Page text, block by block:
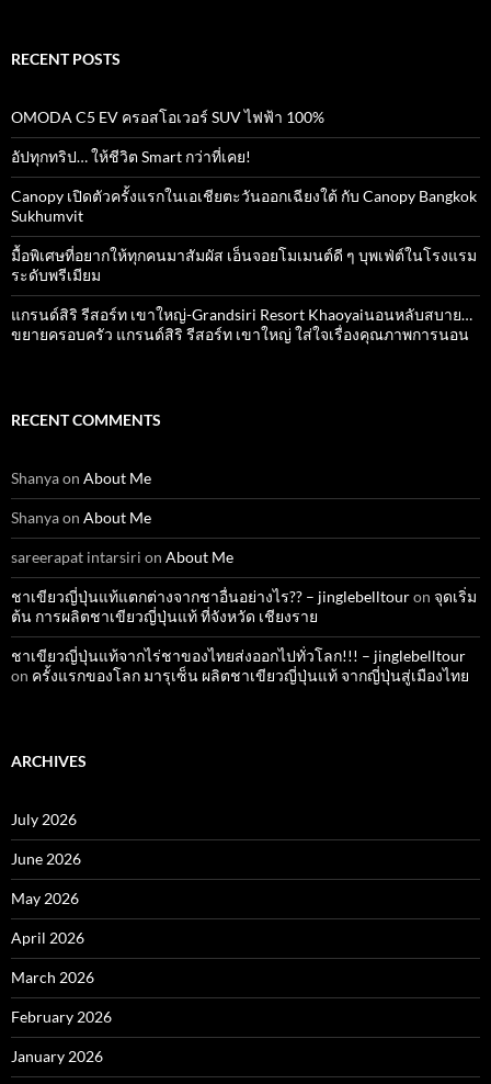
RECENT POSTS
OMODA C5 EV ครอสโอเวอร์ SUV ไฟฟ้า 100%
อัปทุกทริป… ให้ชีวิต Smart กว่าที่เคย!
Canopy เปิดตัวครั้งแรกในเอเชียตะวันออกเฉียงใต้ กับ Canopy Bangkok
Sukhumvit
มื้อพิเศษที่อยากให้ทุกคนมาสัมผัส เอ็นจอยโมเมนต์ดี ๆ บุพเฟ่ต์ในโรงแรม
ระดับพรีเมียม
แกรนด์สิริ​ รีสอร์ท​ เขาใหญ่​-Grandsiri​ Resort​ Khaoyaiนอนหลับสบาย…
ขยายครอบครัว แกรนด์สิริ รีสอร์ท เขาใหญ่ ใส่ใจเรื่องคุณภาพการนอน
RECENT COMMENTS
Shanyaon About Me
Shanyaon About Me
sareerapat intarsiri on About Me
ชาเขียวญี่ปุ่นแท้แตกต่างจากชาอื่นอย่างไร?? – jinglebelltouron จุดเริ่ม
ต้น การผลิตชาเขียวญี่ปุ่นแท้ ที่จังหวัด เชียงราย
ชาเขียวญี่ปุ่นแท้จากไร่ชาของไทยส่งออกไปทั่วโลก!!! – jinglebelltour
on ครั้งแรกของโลก มารุเซ็น ผลิตชาเขียวญี่ปุ่นแท้ จากญี่ปุ่นสู่เมืองไทย
ARCHIVES
July 2026
June 2026
May 2026
April 2026
March 2026
February 2026
January 2026